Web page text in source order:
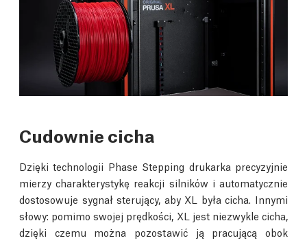
Cudownie cicha
Dzięki technologii Phase Stepping drukarka precyzyjnie
mierzy charakterystykę reakcji silników i automatycznie
dostosowuje sygnał sterujący, aby XL była cicha. Innymi
słowy: pomimo swojej prędkości, XL jest niezwykle cicha,
dzięki czemu można pozostawić ją pracującą obok